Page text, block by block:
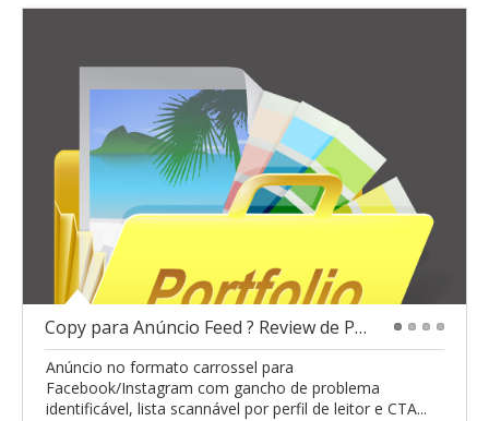
Copy para Anúncio Feed ? Review de Produto
Anúncio no formato carrossel para
Facebook/Instagram com gancho de problema
identificável, lista scannável por perfil de leitor e CTA...